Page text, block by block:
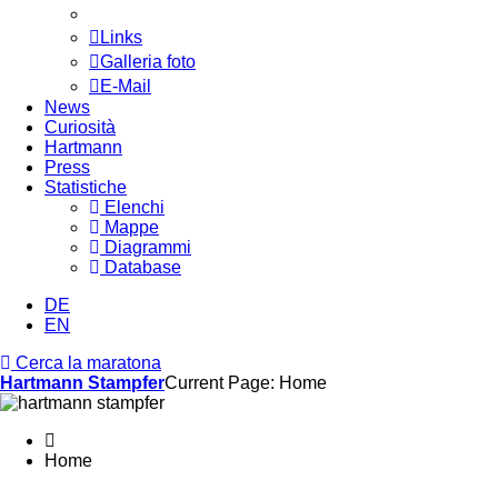
Links
Galleria foto
E-Mail
News
Curiosità
Hartmann
Press
Statistiche
Elenchi
Mappe
Diagrammi
Database
DE
EN
Cerca la maratona
Hartmann StampferCurrent Page: Home
Home